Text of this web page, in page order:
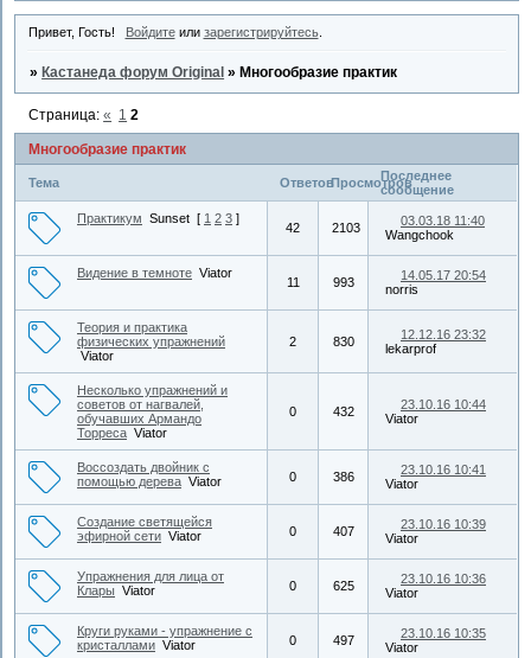
Привет, Гость! Войдитеили зарегистрируйтесь.
» Кастанеда форум Original » Многообразие практик
Многообразие практик
Страница:« 1 2
Тема ОтветовПросмотровПоследнее
сообщение
Практикум Sunset [ 1 2 3 ]
42 2103
03.03.18 11:40
Wangchook
Видение в темноте Viator
11 993
14.05.17 20:54
norris
Теория и практика
физических упражнений
Viator
2 830
12.12.16 23:32
lekarprof
Несколько упражнений и
советов от нагвалей,
обучавших Армандо
Торреса Viator
0 432
23.10.16 10:44
Viator
Воссоздать двойник с
помощью дерева Viator 0 386
23.10.16 10:41
Viator
Создание светящейся
эфирной сети Viator 0 407
23.10.16 10:39
Viator
Упражнения для лица от
Клары Viator 0 625
23.10.16 10:36
Viator
Круги руками - упражнение с
кристаллами Viator 0 497
23.10.16 10:35
Viator